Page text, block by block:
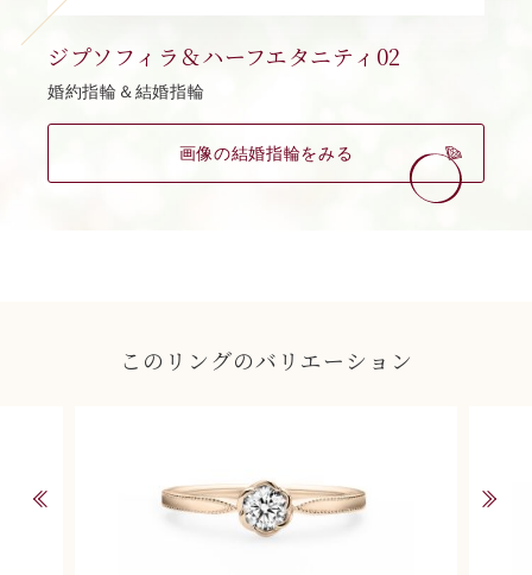
ジプソフィラ＆ハーフエタニティ02
婚約指輪＆結婚指輪
画像の結婚指輪をみる
このリングのバリエーション